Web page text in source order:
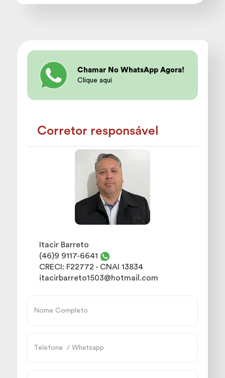
Chamar No WhatsApp Agora!
Clique aqui
Corretor responsável
Itacir Barreto
(46)9 9117-6641
CRECI: F22772 - CNAI 13834
itacirbarreto1503@hotmail.com